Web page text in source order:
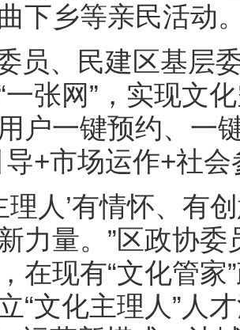
下乡等亲民活动
员、民建区基层
一张网”，实现文
户一键预约、一
导+市场运作+社
理人’有情怀、有
力量。”区政协
在现有“文化管
“文化主理人”人